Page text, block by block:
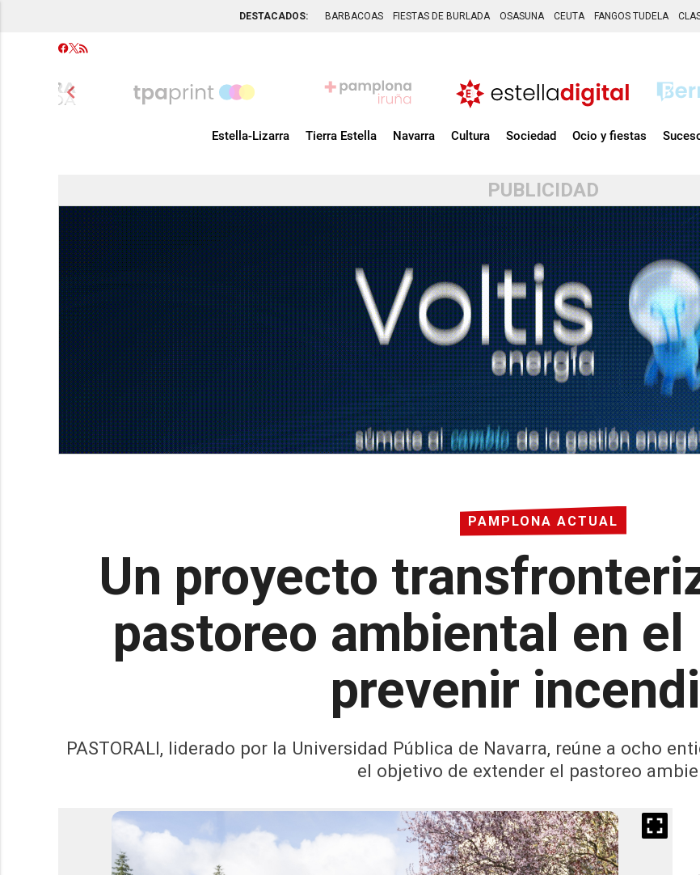
DESTACADOS: BARBACOAS FIESTAS DE BURLADA OSASUNA CEUTA FANGOS TUDELA
chevron_left
Estella-Lizarra Tierra Estella Navarra Cultura Sociedad Ocio y fiestas
PUBLICIDAD
PAMPLONA ACTUAL
Un proyecto
pastoreo ambiental en el
prevenir
PASTORALI, liderado por la Universidad Pública de Navarra, reúne a ocho
el objetivo de extender el pastoreo